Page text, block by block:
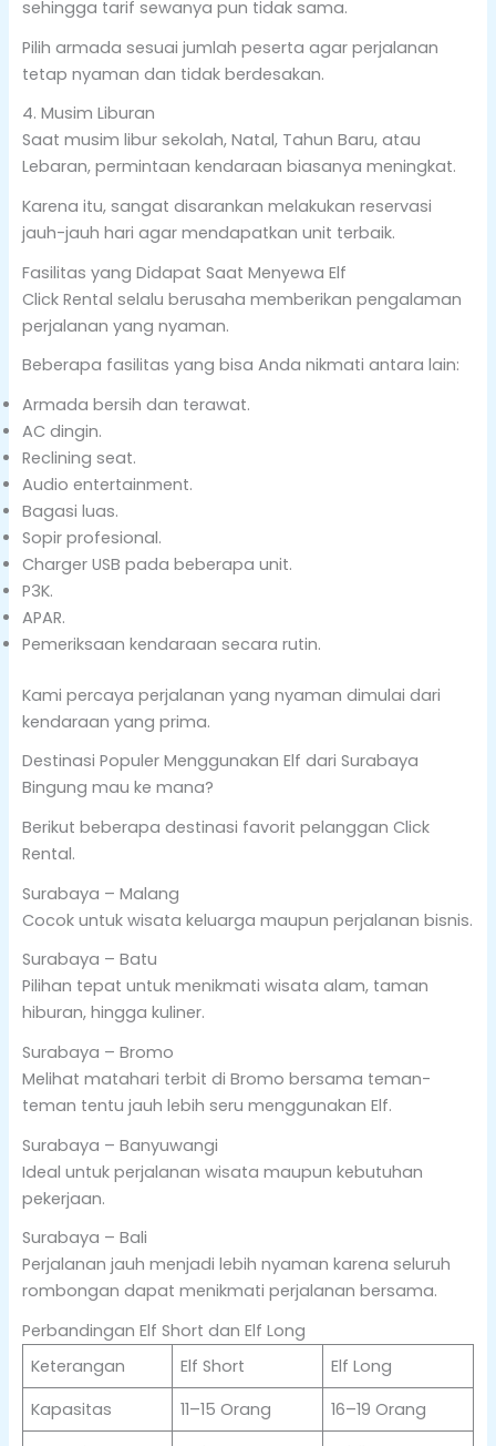
sehingga tarif sewanya pun tidak sama.
Pilih armada sesuai jumlah peserta agar perjalanan
tetap nyaman dan tidak berdesakan.
4. Musim Liburan
Saat musim libur sekolah, Natal, Tahun Baru, atau
Lebaran, permintaan kendaraan biasanya meningkat.
Karena itu, sangat disarankan melakukan reservasi
jauh-jauh hari agar mendapatkan unit terbaik.
Fasilitas yang Didapat Saat Menyewa Elf
Click Rental selalu berusaha memberikan pengalaman
perjalanan yang nyaman.
Beberapa fasilitas yang bisa Anda nikmati antara lain:
Armada bersih dan terawat.
AC dingin.
Reclining seat.
Audio entertainment.
Bagasi luas.
Sopir profesional.
Charger USB pada beberapa unit.
P3K.
APAR.
Pemeriksaan kendaraan secara rutin.
Kami percaya perjalanan yang nyaman dimulai dari
kendaraan yang prima.
Destinasi Populer Menggunakan Elf dari Surabaya
Bingung mau ke mana?
Berikut beberapa destinasi favorit pelanggan Click
Rental.
Surabaya – Malang
Cocok untuk wisata keluarga maupun perjalanan bisnis.
Surabaya – Batu
Pilihan tepat untuk menikmati wisata alam, taman
hiburan, hingga kuliner.
Surabaya – Bromo
Melihat matahari terbit di Bromo bersama teman-
teman tentu jauh lebih seru menggunakan Elf.
Surabaya – Banyuwangi
Ideal untuk perjalanan wisata maupun kebutuhan
pekerjaan.
Surabaya – Bali
Perjalanan jauh menjadi lebih nyaman karena seluruh
rombongan dapat menikmati perjalanan bersama.
Perbandingan Elf Short dan Elf Long
Keterangan
Elf Short
Elf Long
Kapasitas
11–15 Orang
16–19 Orang